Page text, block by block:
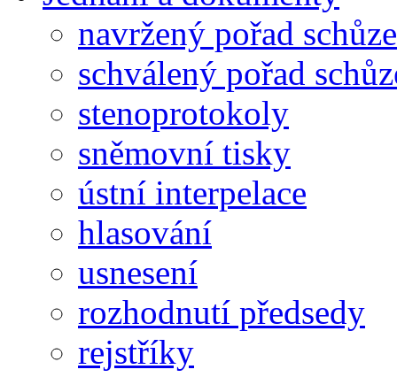
navržený pořad schůze
schválený pořad
stenoprotokoly
sněmovní tisky
ústní interpelace
hlasování
usnesení
rozhodnutí předsedy
rejstříky